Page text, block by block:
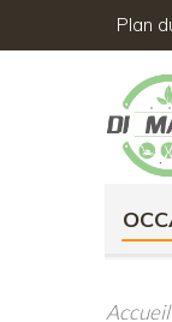
Plan
Accueil